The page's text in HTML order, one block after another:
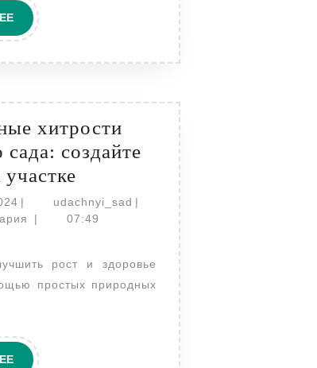
ЧИТАТЬ
ДАЛЕЕ
хитрости
сада: создайте
Ландшафтные
хитрости
для
сада:
создайте
21
августа
| udachnyi_sad udachnyi_sad
|
| 07:49
простых природных
ЧИТАТЬ